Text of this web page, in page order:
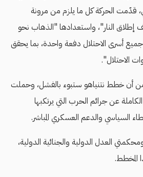
قدّمت الحركة كل ما يلزم من مرونة
إطلاق النار"، واستعدادها "الذهاب نحو
أسرى الاحتلال دفعة واحدة، بما يحقق
الاحتلال".
أن خطط نتنياهو ستبوء بالفشل، وحملت
الكاملة عن جرائم الحرب التي يرتكبها
السياسي والدعم العسكري المباشر.
العدل الدولية والجنائية الدولية،
المخطط.